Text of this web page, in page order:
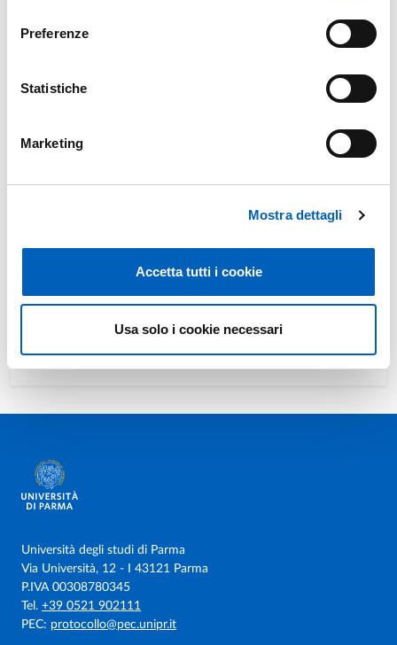
Preferenze
Statistiche
Marketing
Mostra dettagli
Accetta tutti i cookie
Usa solo i cookie necessari
Anno: 2°
SERVIZIO SOCIALE 1
Laurea inSERVIZIO SOCIALE Anno: 2°
NEI SERVIZI SOCIALI
Università degli studi di Parma
Via Università, 12 - I 43121 Parma
P.IVA 00308780345
Tel. +39 0521 902111
PEC: protocollo@pec.unipr.it